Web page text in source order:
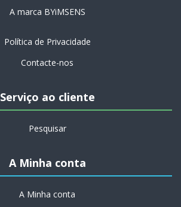
A marca BYiMSENS
Política de Privacidade
Contacte-nos
Serviço ao cliente
Pesquisar
A Minha conta
A Minha conta